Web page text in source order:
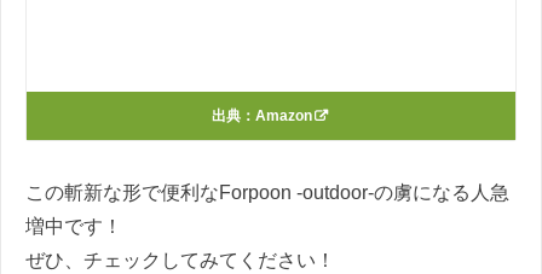
出典： Amazon
この斬新な形で便利なForpoon -outdoor-の虜になる人急
増中です！
ぜひ、チェックしてみてください！